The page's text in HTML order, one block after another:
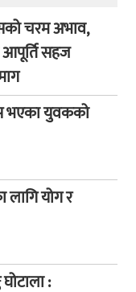
चरम अभाव,
आपूर्ति सहज
भएका युवकको
लागि योग र
: